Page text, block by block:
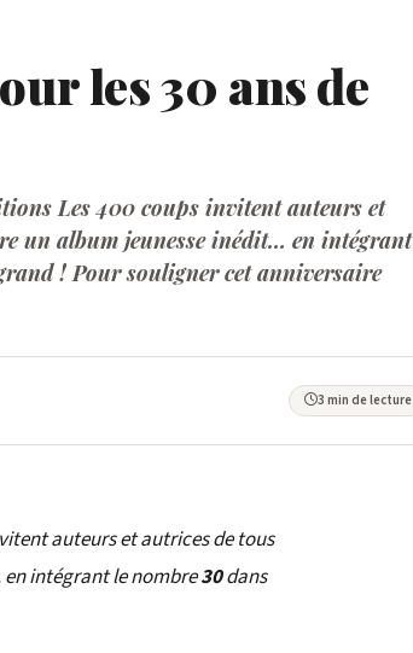
les 30 ans de
Les 400 coups invitent auteurs et
un album jeunesse inédit… en intégrant
! Pour souligner cet anniversaire
3 min de lecture
auteurs et autrices de tous
intégrant le nombre30dans